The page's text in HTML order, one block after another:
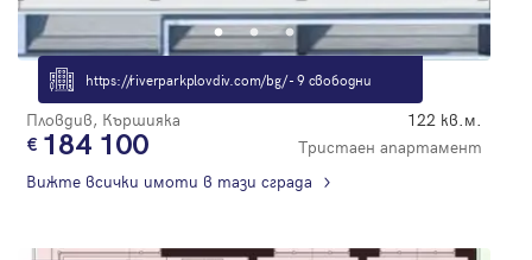
https://riverparkplovdiv.com/bg/ - 9 свободни
Пловдив, Кършияка 122 кв.м.
184 100
Тристаен апартамент
Вижте всички имоти в тази сграда